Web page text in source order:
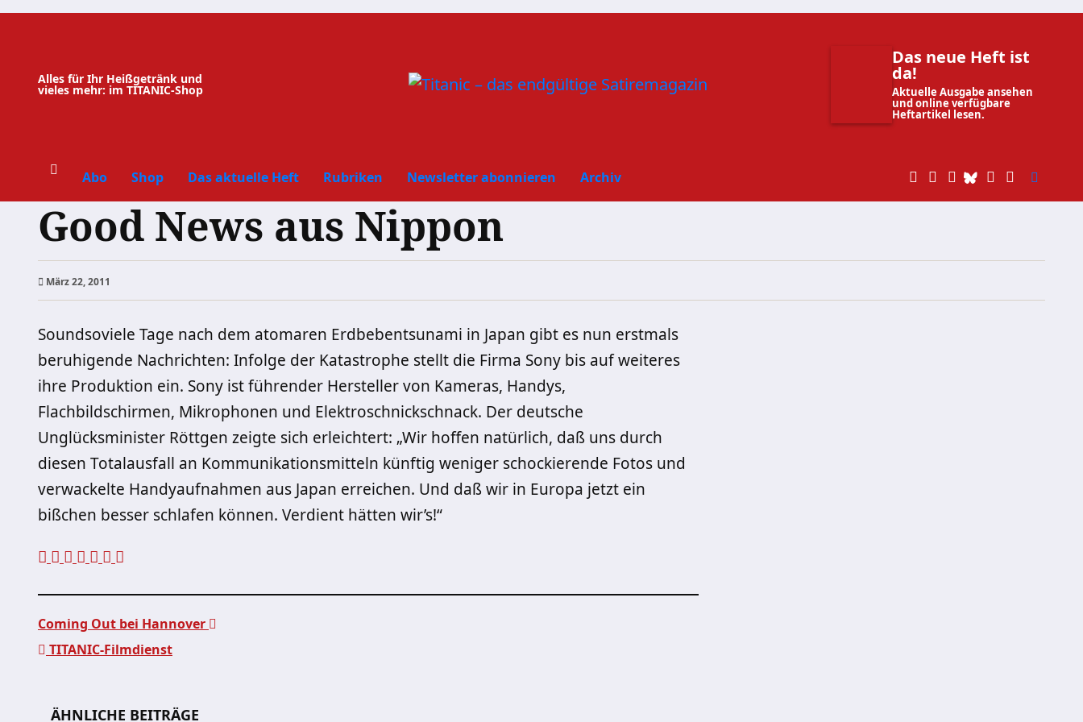
Zum
Alles für Ihr Heißgetränk und
vieles mehr: im TITANIC-Shop
Das neue Heft ist
da!
Aktuelle Ausgabe ansehen
und online verfügbare
Heftartikel lesen.
Abo Shop Das aktuelle Heft Rubriken Newsletter abonnieren Archiv
Good News aus Nippon
März 22, 2011
Soundsoviele Tage nach dem atomaren Erdbebentsunami in Japan gibt es nun erstmals
beruhigende Nachrichten: Infolge der Katastrophe stellt die Firma Sony bis auf weiteres
ihre Produktion ein. Sony ist führender Hersteller von Kameras, Handys,
Flachbildschirmen, Mikrophonen und Elektroschnickschnack. Der deutsche
Unglücksminister Röttgen zeigte sich erleichtert: „Wir hoffen natürlich, daß uns durch
diesen Totalausfall an Kommunikationsmitteln künftig weniger schockierende Fotos und
verwackelte Handyaufnahmen aus Japan erreichen. Und daß wir in Europa jetzt ein
bißchen besser schlafen können. Verdient hätten wir’s!“
Coming Out bei Hannover
TITANIC-Filmdienst
ÄHNLICHE BEITRÄGE